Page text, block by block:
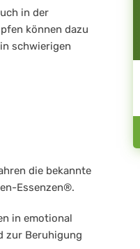
in der
können dazu
schwierigen
die bekannte
Essenzen®.
in emotional
zur Beruhigung